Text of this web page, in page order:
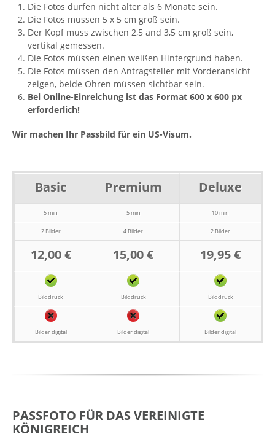
Die Fotos dürfen nicht älter als 6 Monate sein.
Die Fotos müssen 5 x 5 cm groß sein.
Der Kopf muss zwischen 2,5 and 3,5 cm groß sein,
vertikal gemessen.
Die Fotos müssen einen weißen Hintergrund haben.
Die Fotos müssen den Antragsteller mit Vorderansicht
zeigen, beide Ohren müssen sichtbar sein.
Bei Online-Einreichung ist das Format 600 x 600 px
erforderlich!
Wir machen Ihr Passbild für ein US-Visum.
Basic Premium Deluxe
5 min 5 min 10 min
2 Bilder 4 Bilder 2 Bilder
12,00 € 15,00 € 19,95 €
Bilddruck Bilddruck Bilddruck
Bilder digital Bilder digital Bilder digital
PASSFOTO FÜR DAS VEREINIGTE
KÖNIGREICH